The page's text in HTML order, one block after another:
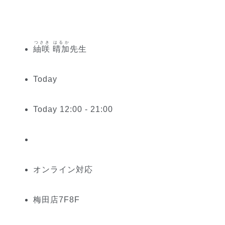
紬咲 晴加
つさき はるか
先生
Today
Today 12:00 - 21:00
オンライン対応
梅田 店7 F8F